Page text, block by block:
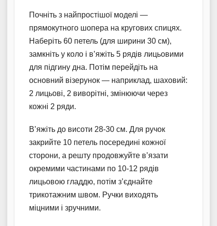
Почніть з найпростішої моделі —
прямокутного шопера на кругових спицях.
Наберіть 60 петель (для ширини 30 см),
замкніть у коло і в’яжіть 5 рядів лицьовими
для підгину дна. Потім перейдіть на
основний візерунок — наприклад, шаховий:
2 лицьові, 2 виворітні, змінюючи через
кожні 2 ряди.
В’яжіть до висоти 28-30 см. Для ручок
закрийте 10 петель посередині кожної
сторони, а решту продовжуйте в’язати
окремими частинами по 10-12 рядів
лицьовою гладдю, потім з’єднайте
трикотажним швом. Ручки виходять
міцними і зручними.